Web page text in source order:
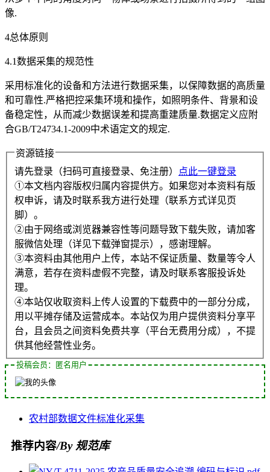
像.
4总体原则
4.1数据采集的规范性
采用标准化的设备和方法进行数据采集，以保障数据的高质量
和可靠性.严格把控采集环境和操作，如照明条件、背景和设
备稳定性，从而减少数据误差和提高重建质量.数据定义应附
合GB/T24734.1-2009中术语定文的规定.
资源链接
请先登录（扫码可直接登录、免注册）
点此一键登录
①本文档内容版权归属内容提供方。如果您对本资料有版
权申诉，请及时联系我方进行处理（联系方式详见页
脚）。
②由于网络或浏览器兼容性等问题导致下载失败，请加客
服微信处理（详见下载弹窗提示），感谢理解。
③本资料由其他用户上传，本站不保证质量、数量等令人
满意，若存在资料虚假不完整，请及时联系客服投诉处
理。
④本站仅收取资料上传人设置的下载费中的一部分分成，
用以平摊存储及运营成本。本站仅为用户提供资料分享平
台，且会员之间资料免费共享（平台无费用分成），不提
供其他经营性业务。
投稿会员：匿名用户
农村部数据文件标准化采集
推荐内容/By 规范库